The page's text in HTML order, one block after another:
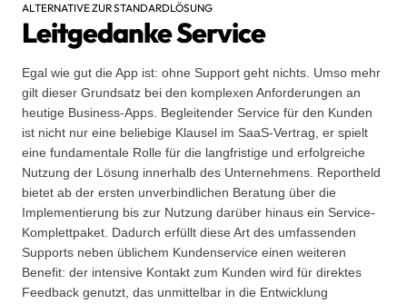
ALTERNATIVE ZUR STANDARDLÖSUNG
Leitgedanke Service
Egal wie gut die App ist: ohne Support geht nichts. Umso mehr
gilt dieser Grundsatz bei den komplexen Anforderungen an
heutige Business-Apps. Begleitender Service für den Kunden
ist nicht nur eine beliebige Klausel im SaaS-Vertrag, er spielt
eine fundamentale Rolle für die langfristige und erfolgreiche
Nutzung der Lösung innerhalb des Unternehmens. Reportheld
bietet ab der ersten unverbindlichen Beratung über die
Implementierung bis zur Nutzung darüber hinaus ein Service-
Komplettpaket. Dadurch erfüllt diese Art des umfassenden
Supports neben üblichem Kundenservice einen weiteren
Benefit: der intensive Kontakt zum Kunden wird für direktes
Feedback genutzt, das unmittelbar in die Entwicklung